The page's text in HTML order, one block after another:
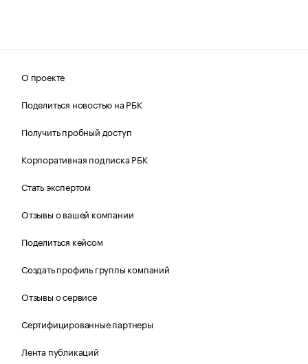
О проекте
Поделиться новостью на РБК
Получить пробный доступ
Корпоративная подписка РБК
Стать экспертом
Отзывы о вашей компании
Поделиться кейсом
Создать профиль группы компаний
Отзывы о сервисе
Сертифицированные партнеры
Лента публикаций